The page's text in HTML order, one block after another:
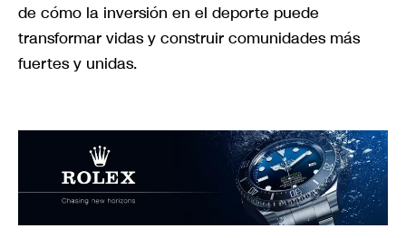
de cómo la inversión en el deporte puede
transformar vidas y construir comunidades más
fuertes y unidas.